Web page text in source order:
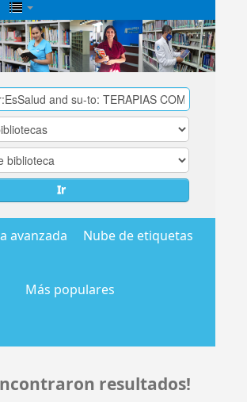
Ir
avanzada Nube de etiquetas
Más populares
resultados!